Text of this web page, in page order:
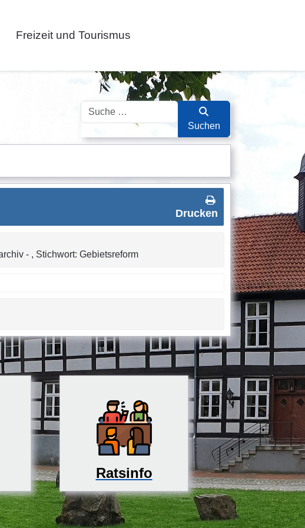
Freizeit und Tourismus
Suchen
Suchen
Drucken
- , Stichwort: Gebietsreform
Ratsinfo